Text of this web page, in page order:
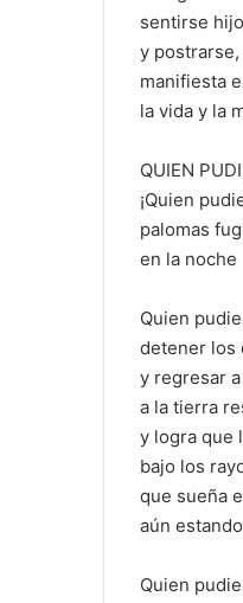
sentirse
y
manifiesta
la vida y la
QUIEN
¡Quien
palomas
en la
Quien
detener los
y regresar
a la tierra
y logra que
bajo los
que sueña
aún
Quien